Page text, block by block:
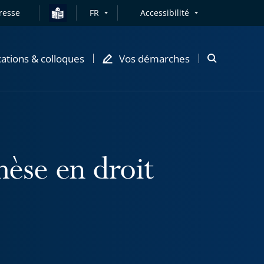
FR Accessibilité
& colloques Vos démarches
Ouvrir
en droit